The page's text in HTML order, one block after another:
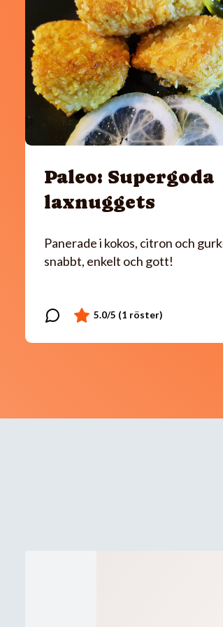
Paleo: Supergoda
laxnuggets
Panerade i kokos, citron och
snabbt, enkelt och gott!